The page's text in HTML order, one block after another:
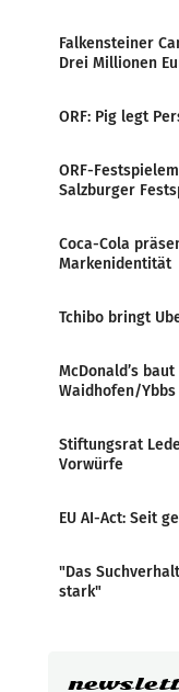
Falkensteiner
Drei Millionen
ORF: Pig legt
ORF-
Salzburger
Coca-Cola
Markenidentität
Tchibo bringt
McDonald’s
Waidhofen/Ybbs
Stiftungsrat
Vorwürfe
EU AI-Act: Seit
"Das
stark"